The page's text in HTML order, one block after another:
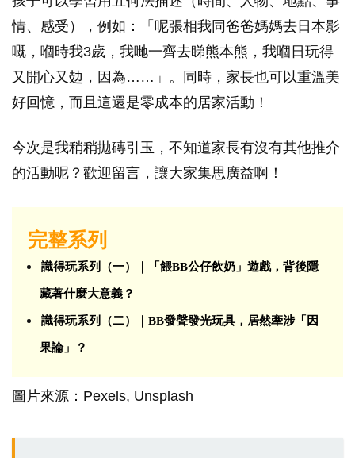
情、感受），例如：「呢張相我同爸爸媽媽去日本影
嘅，嗰時我3歲，我哋一齊去睇熊本熊，我嗰日玩得
又開心又攰，因為……」。同時，家長也可以重溫美
好回憶，而且這還是零成本的居家活動！
今次是我稍稍拋磚引玉，不知道家長有沒有其他推介
的活動呢？歡迎留言，讓大家集思廣益啊！
完整系列
識得玩系列（一）｜「餵BB公仔飲奶」遊戲，背後隱
藏著什麼大意義？
識得玩系列（二）｜BB發聲發光玩具，居然牽涉「因
果論」？
圖片來源：Pexels, Unsplash